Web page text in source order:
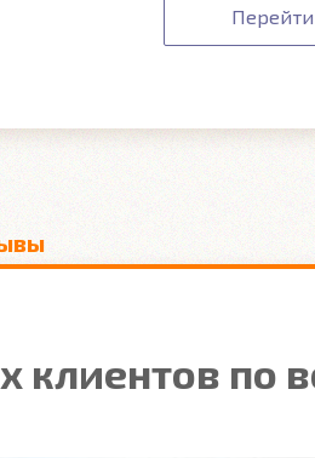
клиентов по